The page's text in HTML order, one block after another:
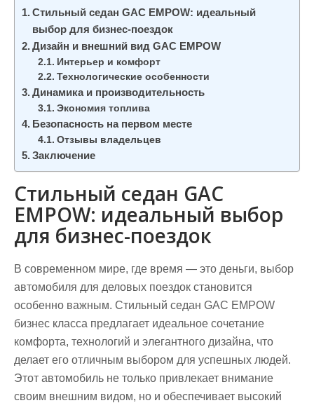
Стильный седан GAC EMPOW: идеальный
выбор для бизнес-поездок
Дизайн и внешний вид GAC EMPOW
Интерьер и комфорт
Технологические особенности
Динамика и производительность
Экономия топлива
Безопасность на первом месте
Отзывы владельцев
Заключение
Стильный седан GAC
EMPOW: идеальный выбор
для бизнес-поездок
В современном мире, где время — это деньги, выбор
автомобиля для деловых поездок становится
особенно важным. Стильный седан GAC EMPOW
бизнес класса предлагает идеальное сочетание
комфорта, технологий и элегантного дизайна, что
делает его отличным выбором для успешных людей.
Этот автомобиль не только привлекает внимание
своим внешним видом, но и обеспечивает высокий